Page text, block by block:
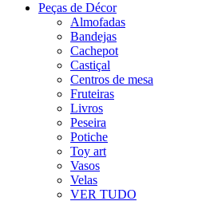
Peças de Décor
Almofadas
Bandejas
Cachepot
Castiçal
Centros de mesa
Fruteiras
Livros
Peseira
Potiche
Toy art
Vasos
Velas
VER TUDO